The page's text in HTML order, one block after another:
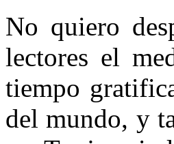
No quiero
lectores el
tiempo
del mundo, y